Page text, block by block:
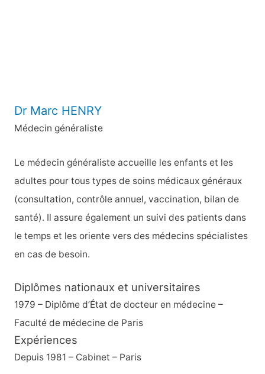
Dr Marc HENRY
Médecin généraliste
Le médecin généraliste accueille les enfants et les
adultes pour tous types de soins médicaux généraux
(consultation, contrôle annuel, vaccination, bilan de
santé). Il assure également un suivi des patients dans
le temps et les oriente vers des médecins spécialistes
en cas de besoin.
Diplômes nationaux et universitaires
1979 – Diplôme d’État de docteur en médecine –
Faculté de médecine de Paris
Expériences
Depuis 1981 – Cabinet – Paris